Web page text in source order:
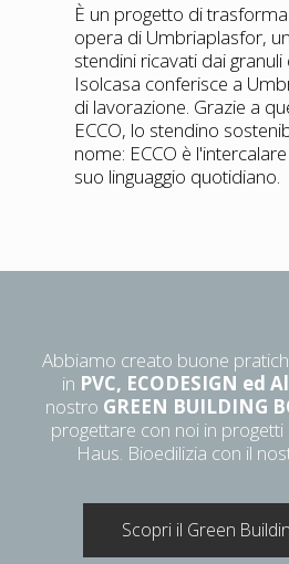
È un progetto di
opera di Umbriaplasfor,
stendini ricavati dai granuli
Isolcasa conferisce a
di lavorazione. Grazie a
ECCO, lo stendino
nome: ECCO è
suo linguaggio quotidiano.
Abbiamo creato buone
in PVC, ECODESIGN ed
nostro GREEN BUILDING
progettare con noi in progetti
Haus. Bioedilizia con il
Scopri il Green